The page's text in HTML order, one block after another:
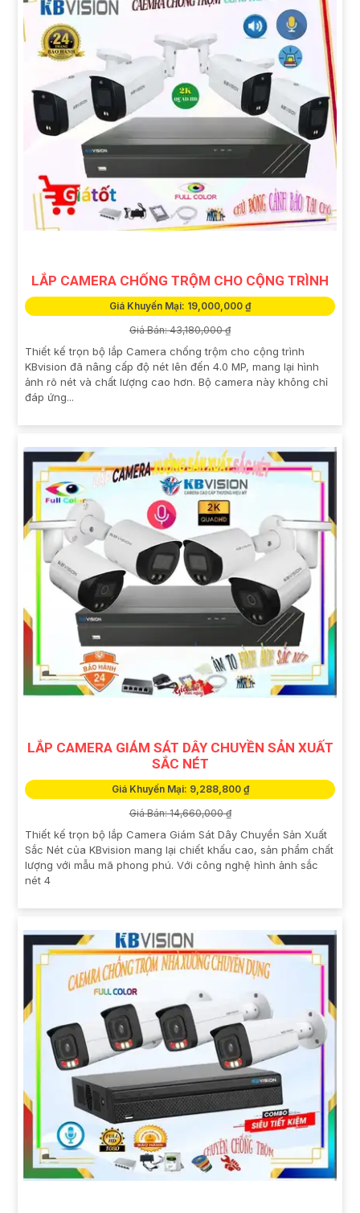
LẮP CAMERA CHỐNG TRỘM CHO CỘNG TRÌNH
Giá Khuyến Mại: 19,000,000 ₫
Giá Bán: 43,180,000 ₫
Thiết kế trọn bộ lắp Camera chống trộm cho cộng trình
KBvision đã nâng cấp độ nét lên đến 4.0 MP, mang lại hình
ảnh rõ nét và chất lượng cao hơn. Bộ camera này không chỉ
đáp ứng...
LẮP CAMERA GIÁM SÁT DÂY CHUYỀN SẢN XUẤT
SẮC NÉT
Giá Khuyến Mại: 9,288,800 ₫
Giá Bán: 14,660,000 ₫
Thiết kế trọn bộ lắp Camera Giám Sát Dây Chuyền Sản Xuất
Sắc Nét của KBvision mang lại chiết khấu cao, sản phẩm chất
lượng với mẫu mã phong phú. Với công nghệ hình ảnh sắc
nét 4